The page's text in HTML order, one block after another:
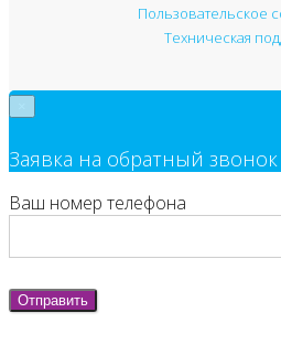
Пользовательское
Техническая
Заявка на обратный звонок
Ваш номер телефона
Отправить